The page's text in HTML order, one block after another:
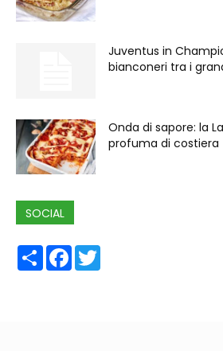
Juventus in
bianconeri tra i
Onda di sapore: la
profuma di costiera
SOCIAL
ShareFacebook